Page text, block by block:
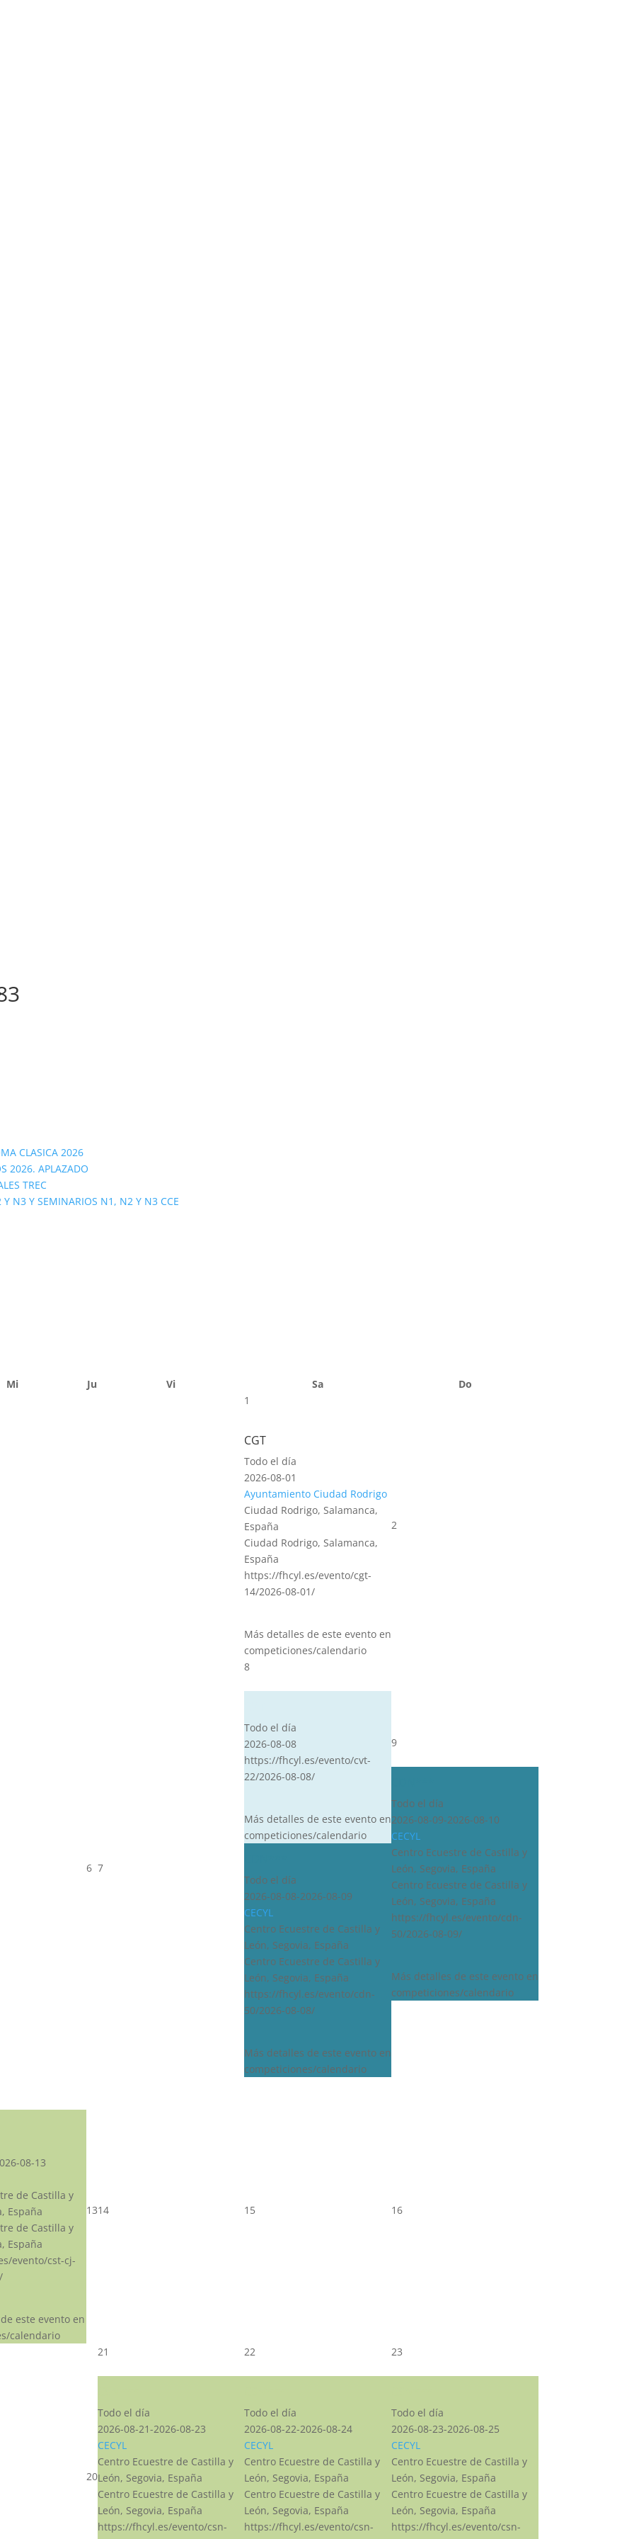
CLASICA 2026
2026. APLAZADO
TREC
N3 Y SEMINARIOS N1, N2 Y N3 CCE
Mi Ju Vi Sa
Do
1
CGT
Todo el día
2026-08-01
Ayuntamiento Ciudad Rodrigo
Ciudad Rodrigo, Salamanca,
España
Ciudad Rodrigo, Salamanca,
España
https://fhcyl.es/evento/cgt-
14/2026-08-01/
Más detalles de este evento en
competiciones/calendario
2
6 7
8
Todo el día
2026-08-08
https://fhcyl.es/evento/cvt-
22/2026-08-08/
Más detalles de este evento en
competiciones/calendario
Todo el día
2026-08-08-2026-08-09
CECYL
Centro Ecuestre de Castilla y
León, Segovia, España
Centro Ecuestre de Castilla y
León, Segovia, España
https://fhcyl.es/evento/cdn-
50/2026-08-08/
Más detalles de este evento en
competiciones/calendario
9
Todo el día
2026-08-09-2026-08-10
CECYL
Centro Ecuestre de Castilla y
León, Segovia, España
Centro Ecuestre de Castilla y
León, Segovia, España
https://fhcyl.es/evento/cdn-
50/2026-08-09/
Más detalles de este evento en
competiciones/calendario
08-13
de Castilla y
España
de Castilla y
España
evento/cst-cj-
este evento en
calendario
1314 15 16
20
21
Todo el día
2026-08-21-2026-08-23
CECYL
Centro Ecuestre de Castilla y
León, Segovia, España
Centro Ecuestre de Castilla y
León, Segovia, España
https://fhcyl.es/evento/csn-
22
Todo el día
2026-08-22-2026-08-24
CECYL
Centro Ecuestre de Castilla y
León, Segovia, España
Centro Ecuestre de Castilla y
León, Segovia, España
https://fhcyl.es/evento/csn-
23
Todo el día
2026-08-23-2026-08-25
CECYL
Centro Ecuestre de Castilla y
León, Segovia, España
Centro Ecuestre de Castilla y
León, Segovia, España
https://fhcyl.es/evento/csn-